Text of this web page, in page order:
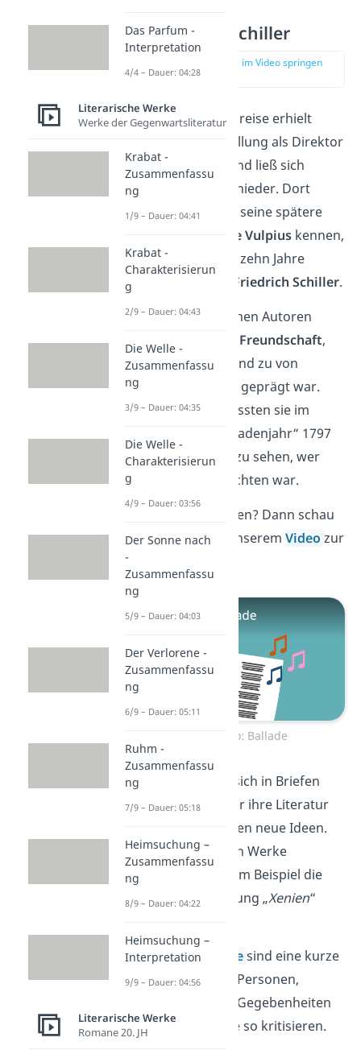
Goethe und Schiller
zur Stelle im Video springen
(01:59)
Nach seiner Italienreise erhielt
Goethe eine Anstellung als Direktor
des Hoftheaters und ließ sich
wieder in Weimar nieder. Dort
lernte er nicht nur seine spätere
Christiane Vulpius kennen,
sondern auch den zehn Jahre
jüngeren Dichter
Friedrich Schiller.
Die beiden deutschen Autoren
verband eine tiefe Freundschaft,
die aber auch ab und zu von
Konkurrenzkampf
geprägt war.
Zum Beispiel verfassten sie im
sogenannten „Balladenjahr“ 1797
viele Balladen um zu sehen, wer
wohl besser im Dichten war.
Neugierig geworden? Dann schau
als Nächstes bei unseremVideozur
Ballade vorbei!
Zum Video: Ballade
Oft tauschten sie sich in Briefen
und Besuchen über ihre Literatur
aus und diskutierten neue Ideen.
Sie verfassten auch Werke
zusammen, wie zum Beispiel die
Epigramm-Sammlung „Xenien“
Merke:Epigrammesind eine kurze
Gedichtform
, die Personen,
Handlungen oder Gegebenheiten
verspotten und sie so kritisieren.
Das Parfum -
Interpretation
4/4 – Dauer: 04:28
Literarische Werke
Werke der Gegenwartsliteratur
Krabat -
Zusammenfassu
ng
1/9 – Dauer: 04:41
Krabat -
Charakterisierun
g
2/9 – Dauer: 04:43
Die Welle -
Zusammenfassu
ng
3/9 – Dauer: 04:35
Die Welle -
Charakterisierun
g
4/9 – Dauer: 03:56
Der Sonne nach
-
Zusammenfassu
ng
5/9 – Dauer: 04:03
Der Verlorene -
Zusammenfassu
ng
6/9 – Dauer: 05:11
Ruhm -
Zusammenfassu
ng
7/9 – Dauer: 05:18
Heimsuchung –
Zusammenfassu
ng
8/9 – Dauer: 04:22
Heimsuchung –
Interpretation
9/9 – Dauer: 04:56
Literarische Werke
Romane 20. JH